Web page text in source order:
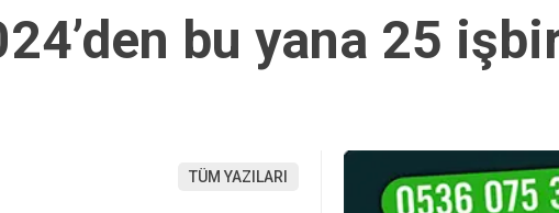
bu yana 25
TÜM YAZILARI